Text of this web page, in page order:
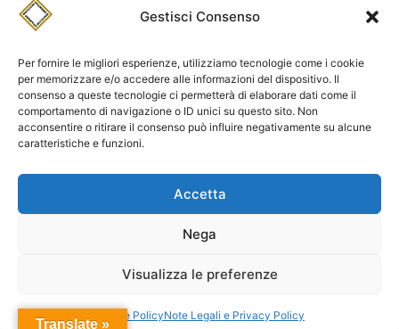
Gestisci Consenso
Per fornire le migliori esperienze, utilizziamo tecnologie come i cookie
per memorizzare e/o accedere alle informazioni del dispositivo. Il
consenso a queste tecnologie ci permetterà di elaborare dati come il
comportamento di navigazione o ID unici su questo sito. Non
acconsentire o ritirare il consenso può influire negativamente su alcune
caratteristiche e funzioni.
Accetta
Nega
Visualizza le preferenze
Cookie PolicyNote Legali e Privacy Policy
Pagamento alla consegna
StilmodeMaiocchi
© Stilmode Maiocchi 2026 | P.iva
01942740182
Powered by Paolo Sacchi Design
Dichiarazione di accessibilità
Translate »